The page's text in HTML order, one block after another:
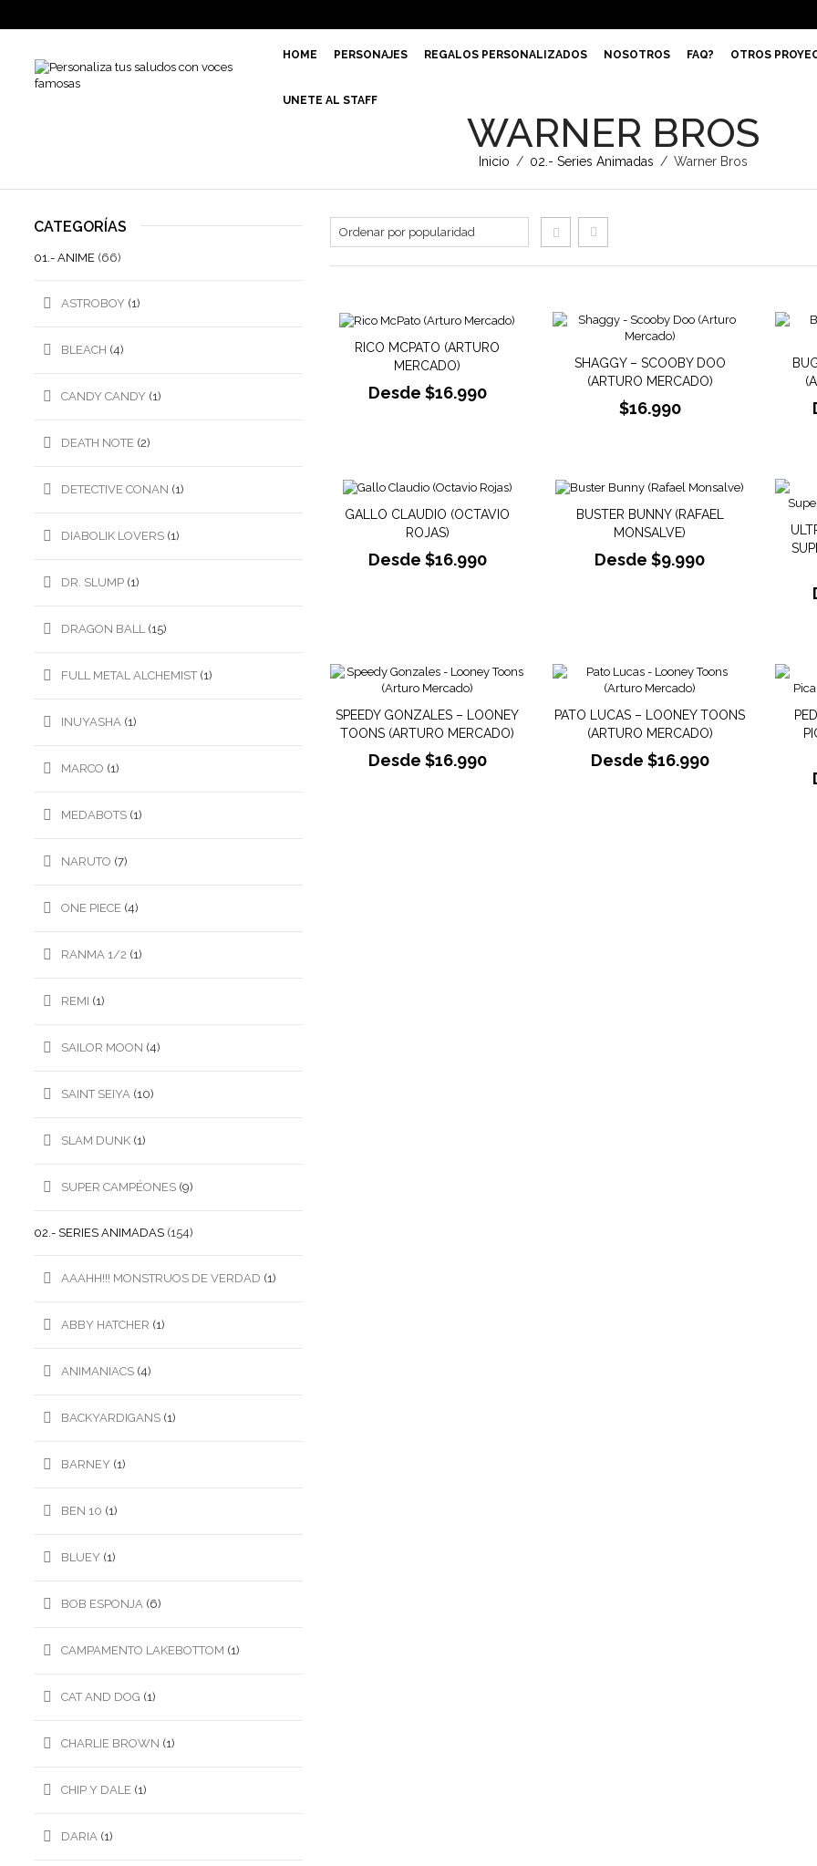
HOME PERSONAJES REGALOS PERSONALIZADOS NOSOTROS FAQ? OTROS
UNETE AL STAFF
WARNER BROS
Inicio / 02.- Series Animadas / Warner Bros
RICO MCPATO (ARTURO
MERCADO)
Desde $16.990
SHAGGY – SCOOBY DOO
(ARTURO MERCADO)
$16.990
GALLO CLAUDIO (OCTAVIO
ROJAS)
Desde $16.990
BUSTER BUNNY (RAFAEL
MONSALVE)
Desde$9.990
SPEEDY GONZALES – LOONEY
TOONS (ARTURO MERCADO)
Desde $16.990
PATO LUCAS – LOONEY TOONS
(ARTURO MERCADO)
Desde $16.990
CATEGORÍAS
01.- ANIME (66)
ASTROBOY (1)
BLEACH (4)
CANDY CANDY (1)
DEATH NOTE (2)
DETECTIVE CONAN (1)
DIABOLIK LOVERS (1)
DR. SLUMP (1)
DRAGON BALL (15)
FULL METAL ALCHEMIST (1)
INUYASHA (1)
MARCO (1)
MEDABOTS (1)
NARUTO (7)
ONE PIECE (4)
RANMA 1/2 (1)
REMI (1)
SAILOR MOON (4)
SAINT SEIYA (10)
SLAM DUNK (1)
SUPER CAMPÉONES (9)
02.- SERIES ANIMADAS (154)
AAAHH!!! MONSTRUOS DE VERDAD (1)
ABBY HATCHER (1)
ANIMANIACS (4)
BACKYARDIGANS (1)
BARNEY (1)
BEN 10 (1)
BLUEY (1)
BOB ESPONJA (6)
CAMPAMENTO LAKEBOTTOM (1)
CAT AND DOG (1)
CHARLIE BROWN (1)
CHIP Y DALE (1)
DARIA (1)